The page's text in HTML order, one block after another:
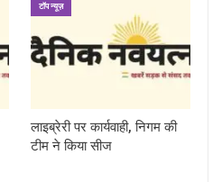
टॉप न्यूज़
लाइब्रेरी पर कार्यवाही, निगम की
टीम ने किया सीज